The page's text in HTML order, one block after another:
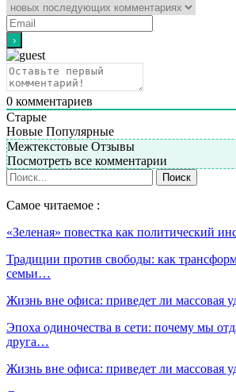
0 комментариев
Старые
Новые Популярные
Межтекстовые Отзывы
Посмотреть все комментарии
Самое читаемое :
«Зеленая» повестка как политический
Традиции против свободы: как
семьи…
Жизнь вне офиса: приведет ли массовая
Эпоха одиночества в сети: почему мы
друга…
Жизнь вне офиса: приведет ли массовая